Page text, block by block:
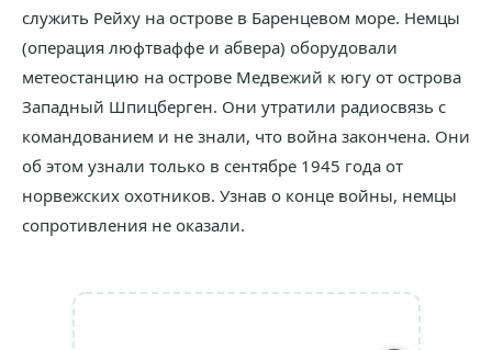
служить Рейху на острове в Баренцевом море. Немцы
(операция люфтваффе и абвера) оборудовали
метеостанцию на острове Медвежий к югу от острова
Западный Шпицберген. Они утратили радиосвязь с
командованием и не знали, что война закончена. Они
об этом узнали только в сентябре 1945 года от
норвежских охотников. Узнав о конце войны, немцы
сопротивления не оказали.